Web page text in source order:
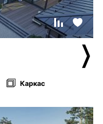
Каркас